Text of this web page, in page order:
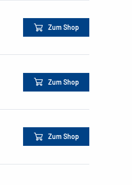
Zum Shop
Zum Shop
Zum Shop